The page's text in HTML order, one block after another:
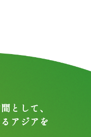
として、
アジアを